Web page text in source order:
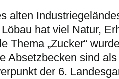
alten
hat viel Natur,
Thema „Zucker“
Absetzbecken sind
der 6.